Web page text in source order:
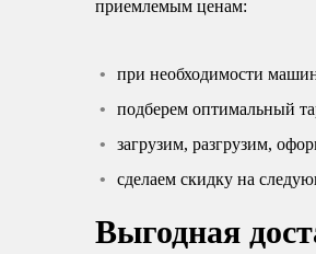
приемлемым ценам:
при необходимости
подберем оптимальный
загрузим, разгрузим,
сделаем скидку на
Выгодная